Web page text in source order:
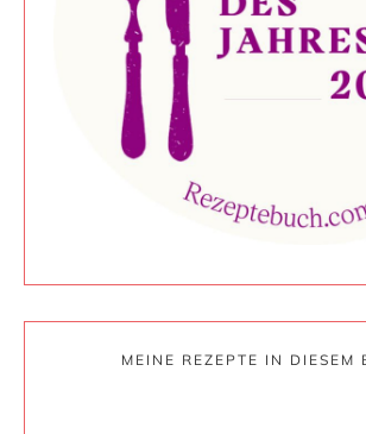
MEINE REZEPTE IN DIESEM